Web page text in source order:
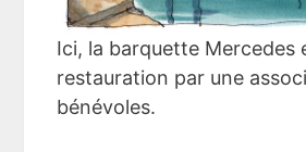
Ici, la barquette Mercedes
restauration par une
bénévoles.